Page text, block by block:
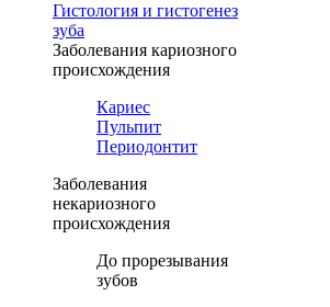
Гистология и гистогенез
зуба
Заболевания кариозного
происхождения
Кариес
Пульпит
Периодонтит
Заболевания
некариозного
происхождения
До прорезывания
зубов